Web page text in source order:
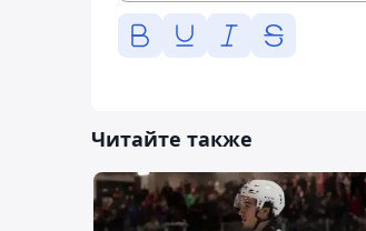
Читайте также